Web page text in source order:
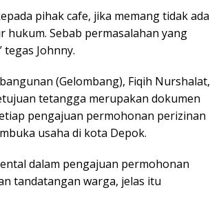
pihak cafe, jika memang tidak ada
hukum. Sebab permasalahan yang
Johnny.
(Gelombang), Fiqih Nurshalat,
tetangga merupakan dokumen
pengajuan permohonan perizinan
usaha di kota Depok.
dalam pengajuan permohonan
tandatangan warga, jelas itu